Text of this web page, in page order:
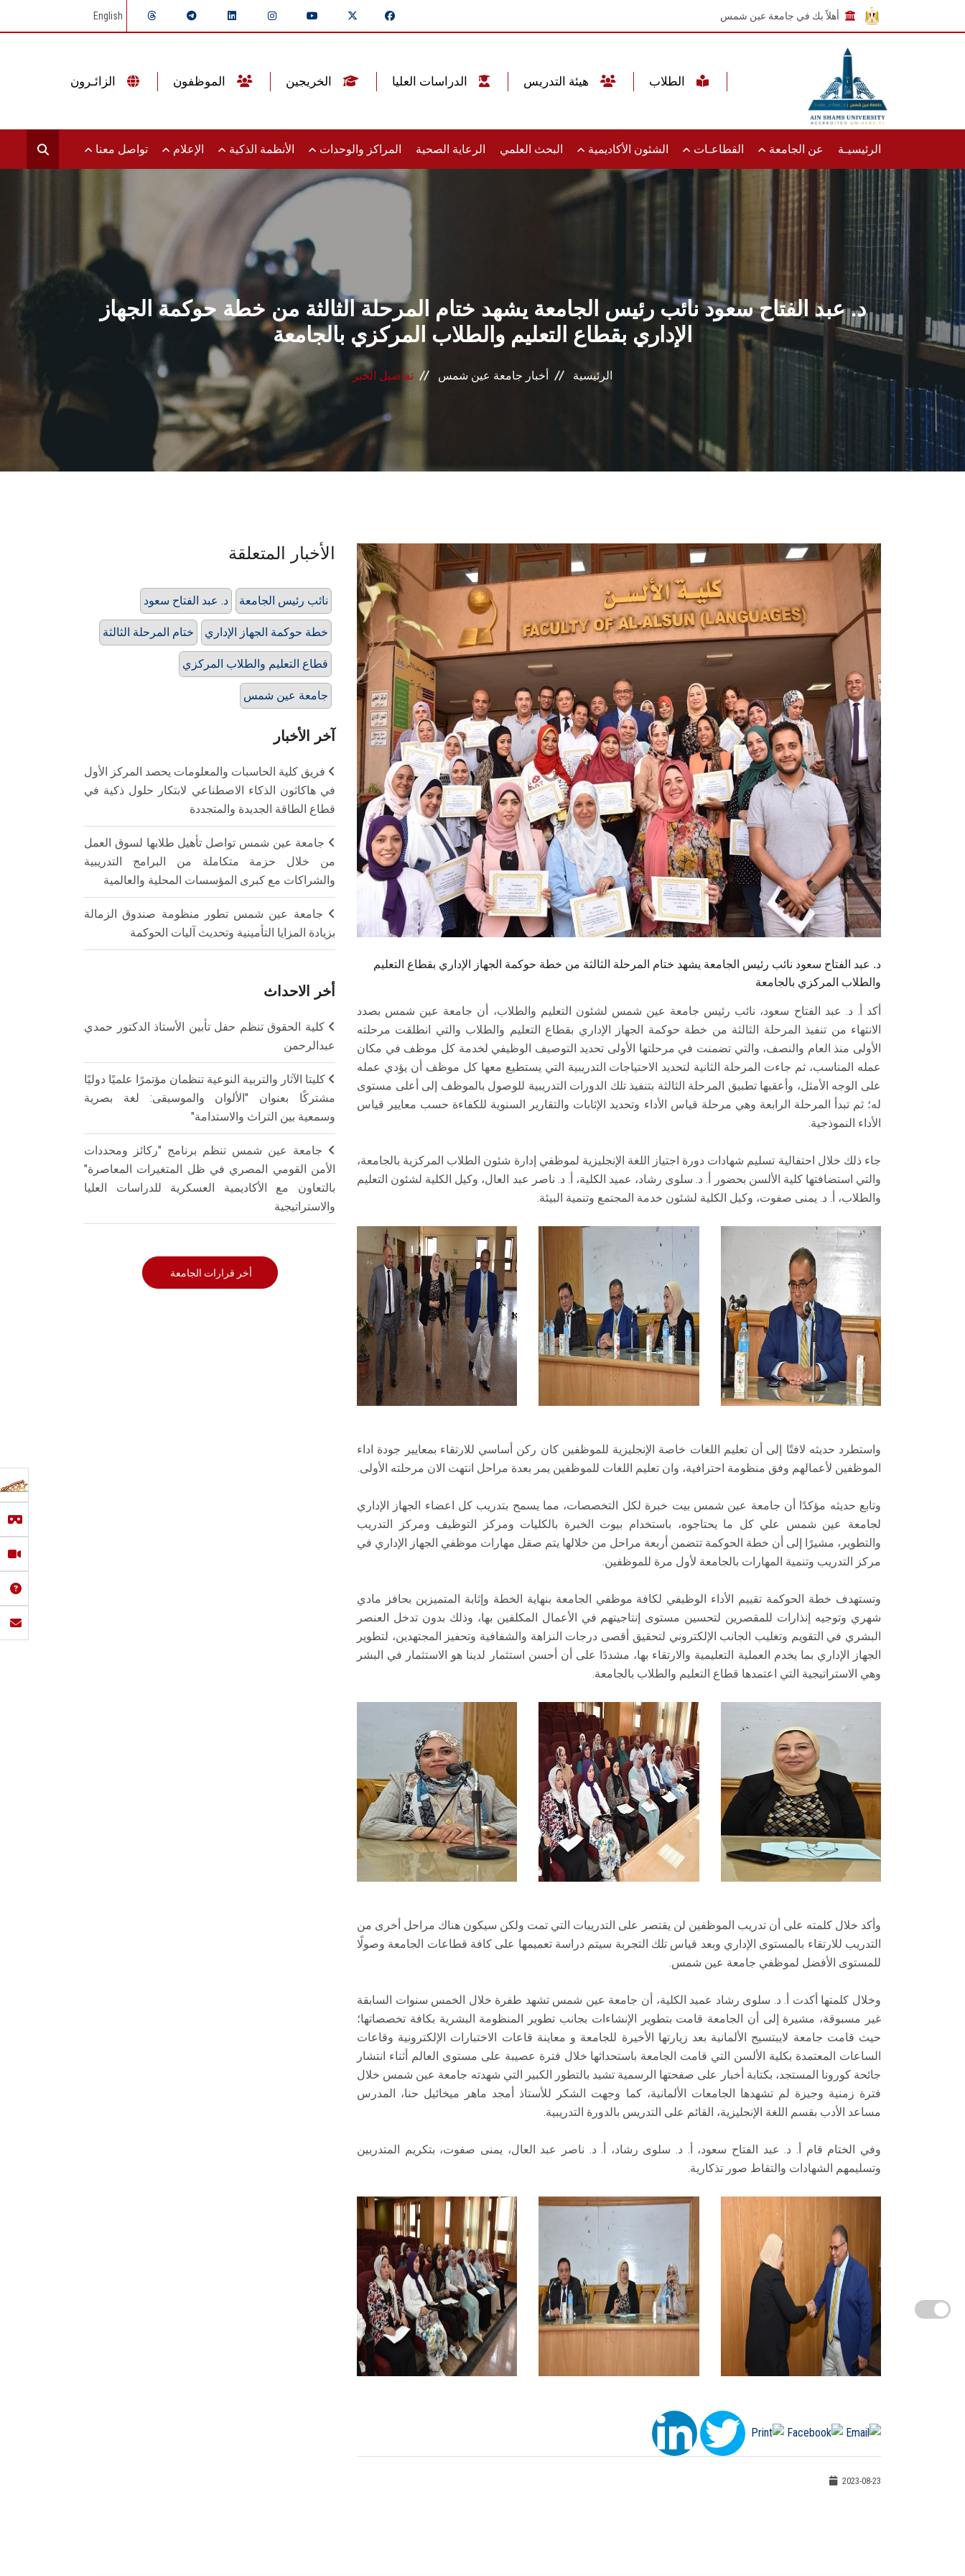
أهلاً بك في جامعة عين شمس English
الرئيسيـة عن الجامعة القطاعـات الشئون الأكاديمية البحث العلمي الرعاية الصحية المراكز والوحدات الأنظمة الذكية الإعلام تواصل معنا
د. عبد الفتاح سعود نائب رئيس الجامعة يشهد ختام المرحلة الثالثة من خطة حوكمة الجهاز
الإداري بقطاع التعليم والطلاب المركزي بالجامعة
الرئيسية أخبار جامعة عين شمس تفاصيل الخبر
د. عبد الفتاح سعود نائب رئيس الجامعة يشهد ختام المرحلة الثالثة من خطة حوكمة الجهاز الإداري بقطاع التعليم
والطلاب المركزي بالجامعة
أكد أ. د. عبد الفتاح سعود، نائب رئيس جامعة عين شمس لشئون التعليم والطلاب، أن جامعة عين شمس بصدد
الانتهاء من تنفيذ المرحلة الثالثة من خطة حوكمة الجهاز الإداري بقطاع التعليم والطلاب والتي انطلقت مرحلته
الأولى منذ العام والنصف، والتي تضمنت في مرحلتها الأولى تحديد التوصيف الوظيفي لخدمة كل موظف في مكان
عمله المناسب، ثم جاءت المرحلة الثانية لتحديد الاحتياجات التدريبية التي يستطيع معها كل موظف أن يؤدي عمله
على الوجه الأمثل، وأعقبها تطبيق المرحلة الثالثة بتنفيذ تلك الدورات التدريبية للوصول بالموظف إلى أعلى مستوى
له؛ ثم تبدأ المرحلة الرابعة وهي مرحلة قياس الأداء وتحديد الإثابات والتقارير السنوية للكفاءة حسب معايير قياس
الأداء النموذجية.
جاء ذلك خلال احتفالية تسليم شهادات دورة اجتياز اللغة الإنجليزية لموظفي إدارة شئون الطلاب المركزية بالجامعة،
والتي استضافتها كلية الألسن بحضور أ. د. سلوى رشاد، عميد الكلية، أ. د. ناصر عبد العال، وكيل الكلية لشئون التعليم
والطلاب، أ. د. يمنى صفوت، وكيل الكلية لشئون خدمة المجتمع وتنمية البيئة.
واستطرد حديثه لافتًا إلى أن تعليم اللغات خاصة الإنجليزية للموظفين كان ركن أساسي للارتقاء بمعايير جودة اداء
الموظفين لأعمالهم وفق منظومة احترافية، وان تعليم اللغات للموظفين يمر بعدة مراحل انتهت الان مرحلته الأولى.
وتابع حديثه مؤكدًا أن جامعة عين شمس بيت خبرة لكل التخصصات، مما يسمح بتدريب كل اعضاء الجهاز الإداري
لجامعة عين شمس علي كل ما يحتاجوه، باستخدام بيوت الخبرة بالكليات ومركز التوظيف ومركز التدريب
والتطوير، مشيرًا إلى أن خطة الحوكمة تتضمن أربعة مراحل من خلالها يتم صقل مهارات موظفي الجهاز الإداري في
مركز التدريب وتنمية المهارات بالجامعة لأول مرة للموظفين.
وتستهدف خطة الحوكمة تقييم الأداء الوظيفي لكافة موظفي الجامعة بنهاية الخطة وإثابة المتميزين بحافز مادي
شهري وتوجيه إنذارات للمقصرين لتحسين مستوى إنتاجيتهم في الأعمال المكلفين بها، وذلك بدون تدخل العنصر
البشري في التقويم وتغليب الجانب الإلكتروني لتحقيق أقصى درجات النزاهة والشفافية وتحفيز المجتهدين، لتطوير
الجهاز الإداري بما يخدم العملية التعليمية والارتقاء بها، مشددًا على أن أحسن استثمار لدينا هو الاستثمار في البشر
وهي الاستراتيجية التي اعتمدها قطاع التعليم والطلاب بالجامعة.
وأكد خلال كلمته على أن تدريب الموظفين لن يقتصر على التدريبات التي تمت ولكن سيكون هناك مراحل أخرى من
التدريب للارتقاء بالمستوى الإداري وبعد قياس تلك التجربة سيتم دراسة تعميمها على كافة قطاعات الجامعة وصولًا
للمستوى الأفضل لموظفي جامعة عين شمس.
وخلال كلمتها أكدت أ. د. سلوى رشاد عميد الكلية، أن جامعة عين شمس تشهد طفرة خلال الخمس سنوات السابقة
غير مسبوقة، مشيرة إلى أن الجامعة قامت بتطوير الإنشاءات بجانب تطوير المنظومة البشرية بكافة تخصصاتها؛
حيث قامت جامعة لايبتسيج الألمانية بعد زيارتها الأخيرة للجامعة و معاينة قاعات الاختبارات الإلكترونية وقاعات
الساعات المعتمدة بكلية الألسن التي قامت الجامعة باستحداثها خلال فترة عصيبة على مستوى العالم أثناء انتشار
جائحة كورونا المستجد، بكتابة أخبار على صفحتها الرسمية تشيد بالتطور الكبير التي شهدته جامعة عين شمس خلال
فترة زمنية وجيزة لم تشهدها الجامعات الألمانية، كما وجهت الشكر للأستاذ أمجد ماهر ميخائيل حنا، المدرس
مساعد الأدب بقسم اللغة الإنجليزية، القائم على التدريس بالدورة التدريبية.
وفي الختام قام أ. د. عبد الفتاح سعود، أ. د. سلوى رشاد، أ. د. ناصر عبد العال، يمنى صفوت، بتكريم المتدربين
وتسليمهم الشهادات والتقاط صور تذكارية.
2023-08-23
الأخبار المتعلقة
د. عبد الفتاح سعود نائب رئيس الجامعة
ختام المرحلة الثالثة خطة حوكمة الجهاز الإداري
قطاع التعليم والطلاب المركزي
جامعة عين شمس
آخر الأخبار
فريق كلية الحاسبات والمعلومات يحصد المركز الأول
في هاكاثون الذكاء الاصطناعي لابتكار حلول ذكية في
قطاع الطاقة الجديدة والمتجددة
جامعة عين شمس تواصل تأهيل طلابها لسوق العمل
من خلال حزمة متكاملة من البرامج التدريبية
والشراكات مع كبرى المؤسسات المحلية والعالمية
جامعة عين شمس تطور منظومة صندوق الزمالة
بزيادة المزايا التأمينية وتحديث آليات الحوكمة
أخر الاحداث
كلية الحقوق تنظم حفل تأبين الأستاذ الدكتور حمدي
عبدالرحمن
كليتا الآثار والتربية النوعية تنظمان مؤتمرًا علميًا دوليًا
مشتركًا بعنوان "الألوان والموسيقى: لغة بصرية
وسمعية بين التراث والاستدامة"
جامعة عين شمس تنظم برنامج "ركائز ومحددات
الأمن القومي المصري في ظل المتغيرات المعاصرة"
بالتعاون مع الأكاديمية العسكرية للدراسات العليا
والاستراتيجية
أخر قرارات الجامعة